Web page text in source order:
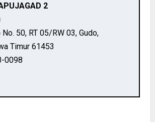
2
No. 50, RT 05/RW 03, Gudo,
Timur 61453
0098